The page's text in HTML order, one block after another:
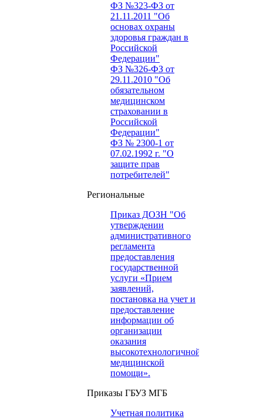
ФЗ №323-ФЗ от
21.11.2011 "Об
основах охраны
здоровья граждан в
Российской
Федерации"
ФЗ №326-ФЗ от
29.11.2010 "Об
обязательном
медицинском
страховании в
Российской
Федерации"
ФЗ № 2300-1 от
07.02.1992 г. "О
защите прав
потребителей"
Региональные
Приказ ДОЗН "Об
утверждении
административного
регламента
предоставления
государственной
услуги «Прием
заявлений,
постановка на учет и
предоставление
информации об
организации
оказания
высокотехнологичной
медицинской
помощи».
Приказы ГБУЗ МГБ
Учетная политика